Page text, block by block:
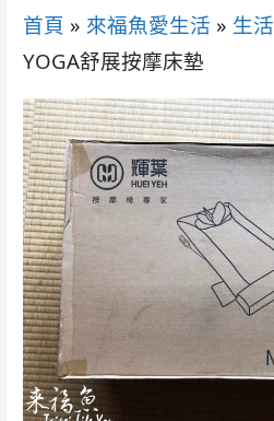
首頁 » 來福魚愛生活 » 生活
YOGA舒展按摩床墊